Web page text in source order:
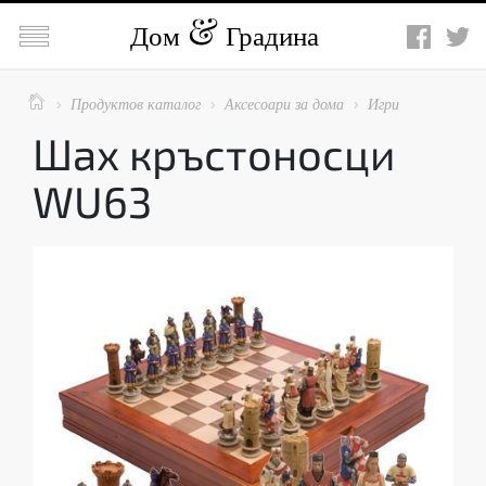
 Дом Градина
  Продуктов каталог  Аксесоари за дома  Игри
Шах кръстоносци
WU63